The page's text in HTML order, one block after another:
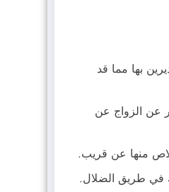
بها مما قد
عن الزواج عن
منها عن قريب.
في طريق الضلال.